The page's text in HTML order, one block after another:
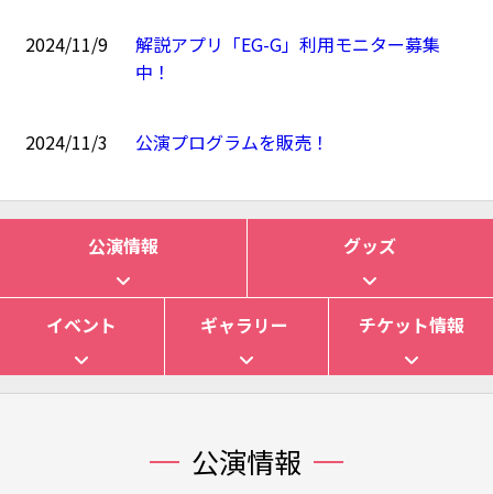
2024/11/9
解説アプリ「EG-G」利用モニター募集
中！
2024/11/3 公演プログラムを販売！
公演情報 グッズ
イベント ギャラリー チケット情報
公演情報